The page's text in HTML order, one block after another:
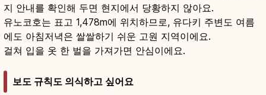
지 안내를 확인해 두면 현지에서 당황하지 않아요.
유노코호는 표고 1,478m에 위치하므로, 유다키 주변도 여름
에도 아침저녁은 쌀쌀하기 쉬운 고원 지역이에요.
걸쳐 입을 옷 한 벌을 가져가면 안심이에요.
보도 규칙도 의식하고 싶어요